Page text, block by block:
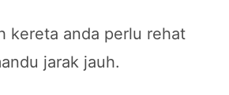
kereta anda perlu rehat
jarak jauh.